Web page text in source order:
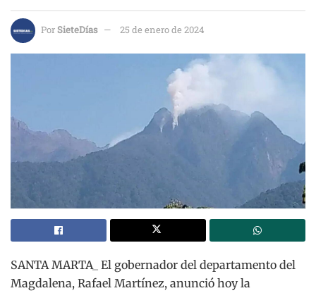
PorSieteDías 25 de enero de 2024
SANTA MARTA_ El gobernador del departamento del
Magdalena, Rafael Martínez, anunció hoy la